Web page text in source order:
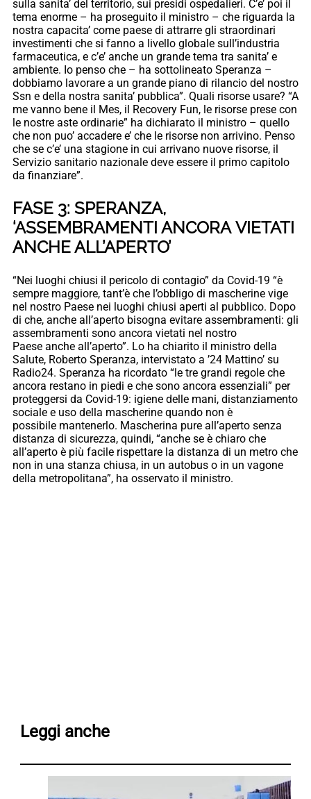
sulla sanita’ del territorio, sui presidi ospedalieri. C’e’ poi il
tema enorme – ha proseguito il ministro – che riguarda la
nostra capacita’ come paese di attrarre gli straordinari
investimenti che si fanno a livello globale sull’industria
farmaceutica, e c’e’ anche un grande tema tra sanita’ e
ambiente. Io penso che – ha sottolineato Speranza –
dobbiamo lavorare a un grande piano di rilancio del nostro
Ssn e della nostra sanita’ pubblica”. Quali risorse usare? “A
me vanno bene il Mes, il Recovery Fun, le risorse prese con
le nostre aste ordinarie” ha dichiarato il ministro – quello
che non puo’ accadere e’ che le risorse non arrivino. Penso
che se c’e’ una stagione in cui arrivano nuove risorse, il
Servizio sanitario nazionale deve essere il primo capitolo
da finanziare”.
FASE 3: SPERANZA,
‘ASSEMBRAMENTI ANCORA VIETATI
ANCHE ALL’APERTO’
“Nei luoghi chiusi il pericolo di contagio” da Covid-19 “è
sempre maggiore, tant’è che l’obbligo di mascherine vige
nel nostro Paese nei luoghi chiusi aperti al pubblico. Dopo
di che, anche all’aperto bisogna evitare assembramenti: gli
assembramenti sono ancora vietati nel nostro
Paese anche all’aperto”. Lo ha chiarito il ministro della
Salute, Roberto Speranza, intervistato a ’24 Mattino’ su
Radio24. Speranza ha ricordato “le tre grandi regole che
ancora restano in piedi e che sono ancora essenziali” per
proteggersi da Covid-19: igiene delle mani, distanziamento
sociale e uso della mascherine quando non è
possibile mantenerlo. Mascherina pure all’aperto senza
distanza di sicurezza, quindi, “anche se è chiaro che
all’aperto è più facile rispettare la distanza di un metro che
non in una stanza chiusa, in un autobus o in un vagone
della metropolitana”, ha osservato il ministro.
Leggi anche